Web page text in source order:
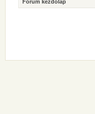
Fórum kezdőlap